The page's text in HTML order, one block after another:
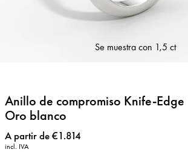
Se muestra con 1,5 ct
Anillo de compromiso Knife-Edge
Oro blanco
Precio:
A partir de €1.814
incl. IVA